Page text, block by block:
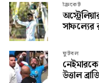
ক্রিকেট
সাফল্যের
ফুটবল
নেইমারকে
উত্তাল